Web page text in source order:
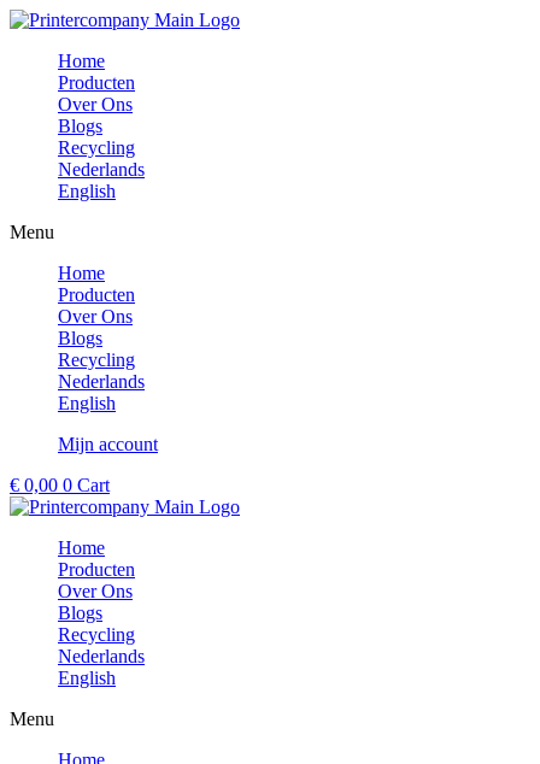
Ga
inhoud
Home
Producten
Over Ons
Blogs
Recycling
Nederlands
English
Menu
Home
Producten
Over Ons
Blogs
Recycling
Nederlands
English
Mijn account
€ 0,00 0 Cart
Home
Producten
Over Ons
Blogs
Recycling
Nederlands
English
Menu
Home